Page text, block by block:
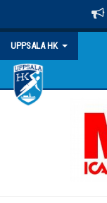
UPPSALA HK
HEM